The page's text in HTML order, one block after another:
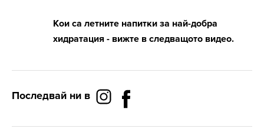
Кои са летните напитки за най-добра
хидратация - вижте в следващото видео.
Последвай ни в